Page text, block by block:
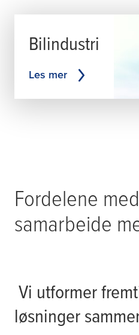
Bilindustri
Les mer
Fordelene
samarbeide
Vi utformer
løsninger